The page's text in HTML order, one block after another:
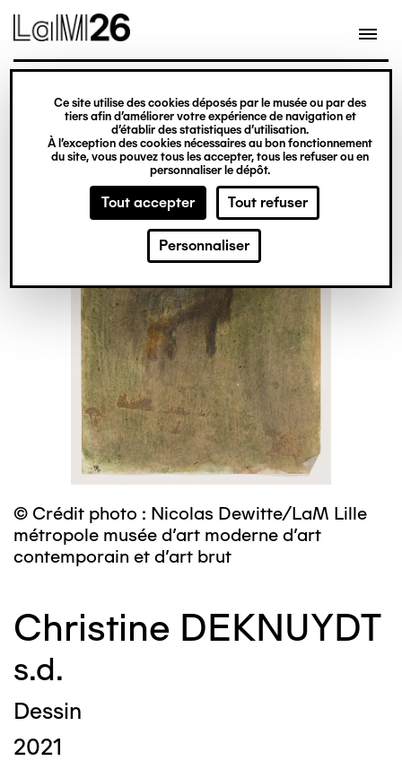
Gestion des cookies
Ce site utilise des cookies déposés par le musée ou par des
tiers afin d’améliorer votre expérience de navigation et
d’établir des statistiques d’utilisation.
À l’exception des cookies nécessaires au bon fonctionnement
du site, vous pouvez tous les accepter, tous les refuser ou en
personnaliser le dépôt.
Tout accepter Tout refuser
Personnaliser
contenu
© Crédit photo : Nicolas Dewitte/LaM Lille
métropole musée d’art moderne d’art
contemporain et d’art brut
Christine DEKNUYDT
s.d.
Dessin
2021